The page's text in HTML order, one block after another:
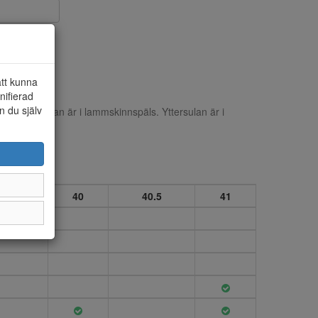
innersulan är i lammskinnspäls. Yttersulan är i
40 40.5 41
kunna
du själv